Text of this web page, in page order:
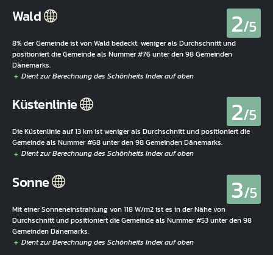
Wald 2/5
8% der Gemeinde ist von Wald bedeckt, weniger als Durchschnitt und
positioniert die Gemeinde als Nummer #76 unter den 98 Gemeinden
Dänemarks.
Küstenlinie 2/5
Die Küstenlinie auf 13 km ist weniger als Durchschnitt und positioniert die
Gemeinde als Nummer #68 unter den 98 Gemeinden Dänemarks.
Sonne 3/5
Mit einer Sonneneinstrahlung von 118 W/m2 ist es in der Nähe von
Durchschnitt und positioniert die Gemeinde als Nummer #53 unter den 98
Gemeinden Dänemarks.